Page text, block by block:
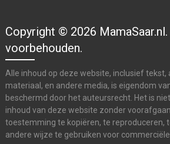
Copyright © 2026
voorbehouden.
Alle inhoud op deze website, inclusief
materiaal, en andere media, is eigendom
beschermd door het auteursrecht. Het is
inhoud van deze website zonder
toestemming te kopiëren, te reproduceren,
andere wijze te gebruiken voor commerciële